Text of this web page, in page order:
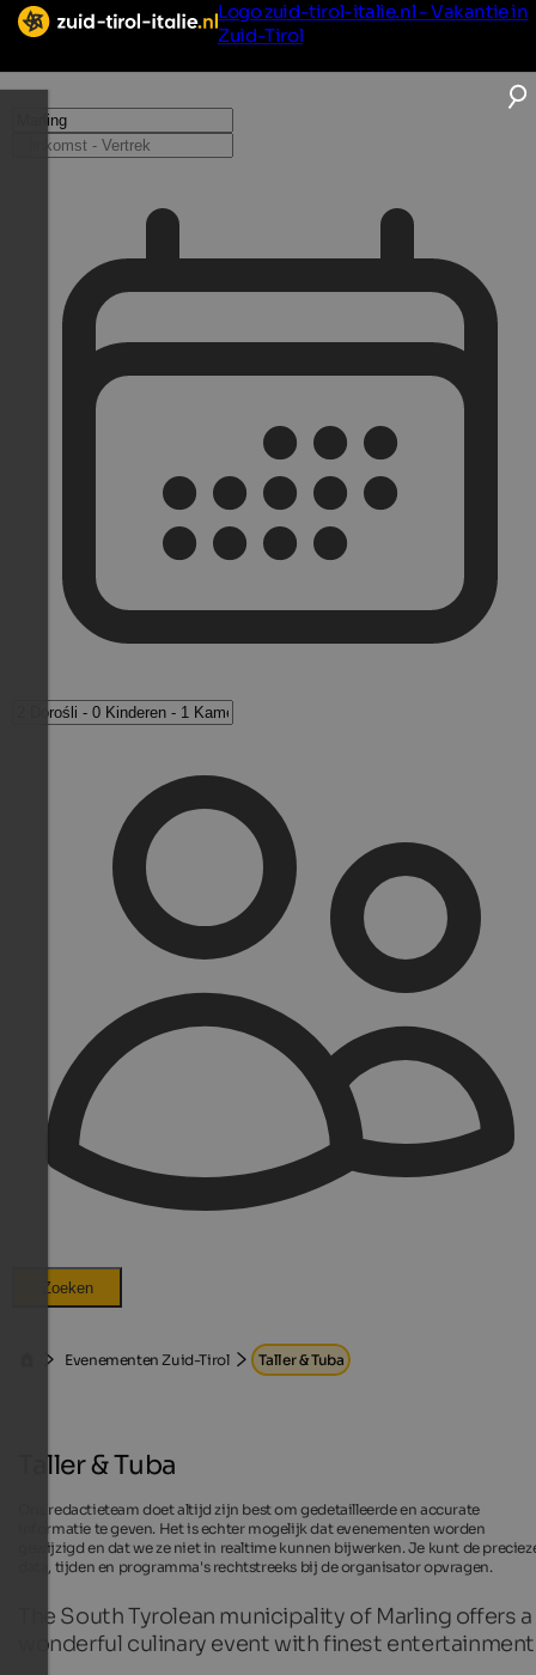
Logo zuid-tirol-italie.nl - Vakantie in
Zuid-Tirol
Zoeken
Evenementen Zuid-Tirol Taller & Tuba
Taller & Tuba
Ons redactieteam doet altijd zijn best om gedetailleerde en accurate
informatie te geven. Het is echter mogelijk dat evenementen worden
gewijzigd en dat we ze niet in realtime kunnen bijwerken. Je kunt de
data, tijden en programma's rechtstreeks bij de organisator opvragen.
The South Tyrolean municipality of Marling offers a
wonderful culinary event with finest